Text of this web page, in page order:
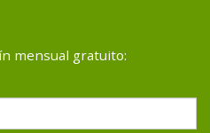
mensual gratuito: